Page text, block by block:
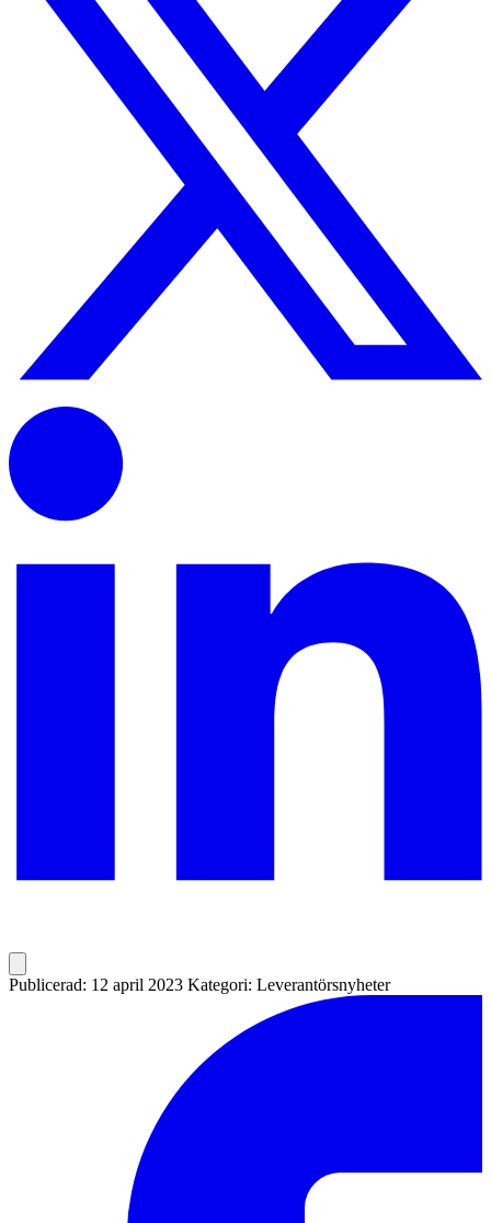
Publicerad: 12 april 2023 Kategori: Leverantörsnyheter